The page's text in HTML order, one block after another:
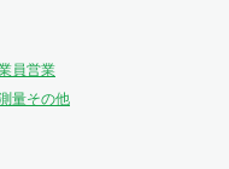
員営業
量その他